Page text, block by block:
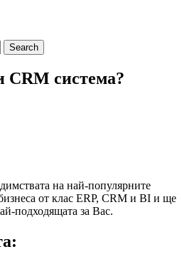
CRM система?
на най-популярните
от клас ERP, CRM и BI и ще
подходящата за Вас.